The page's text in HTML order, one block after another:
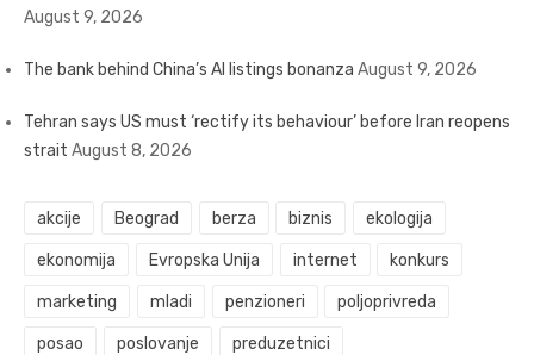
August 9, 2026
The bank behind China’s AI listings bonanza August 9, 2026
Tehran says US must ‘rectify its behaviour’ before Iran reopens
strait August 8, 2026
akcije Beograd berza biznis ekologija
ekonomija Evropska Unija internet konkurs
marketing mladi penzioneri poljoprivreda
posao poslovanje preduzetnici